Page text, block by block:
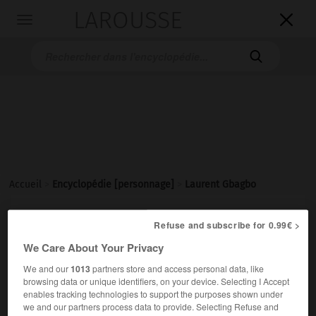


Gbagbo
Homme d'État ivoirien (Gagnoa 1945).
Refuse and subscribe for 0.99€ >
We Care About Your Privacy
We and our1013partners store and access personal data, like
browsing data or unique identifiers, on your device. Selecting I Accept
enables tracking technologies to support the purposes shown under
we and our partners process data to provide. Selecting Refuse and